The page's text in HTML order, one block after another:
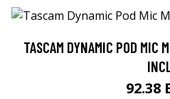
TASCAM DYNAMIC POD MIC
92.38